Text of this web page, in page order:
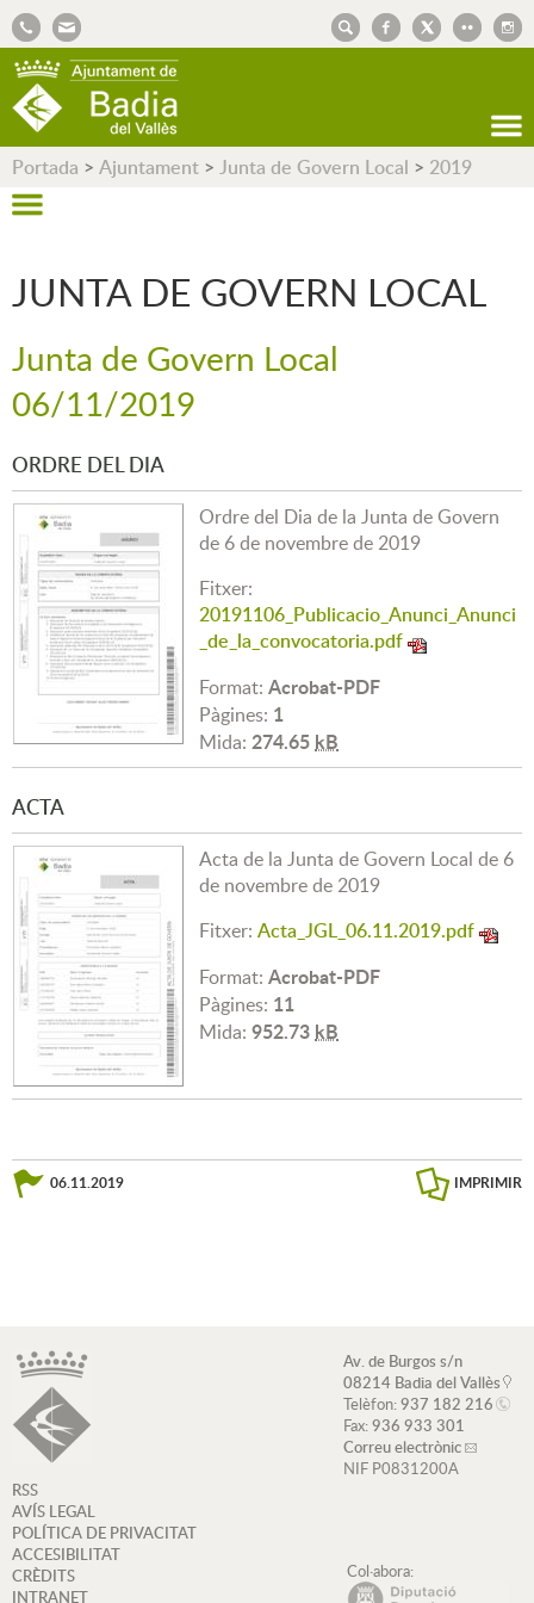
Portada > Ajuntament > Junta de Govern Local > 2019
JUNTA DE GOVERN LOCAL
Junta de Govern Local
06/11/2019
ORDRE DEL DIA
Ordre del Dia de la Junta de Govern
de 6 de novembre de 2019
Fitxer:
20191106_Publicacio_Anunci_Anunci
_de_la_convocatoria.pdf
Format: Acrobat-PDF
Pàgines: 1
Mida: 274.65 kB
ACTA
Acta de la Junta de Govern Local de 6
de novembre de 2019
Fitxer: Acta_JGL_06.11.2019.pdf
Format: Acrobat-PDF
Pàgines: 11
Mida: 952.73 kB
06.11.2019 IMPRIMIR
Av. de Burgos s/n
08214 Badia del Vallès
Telèfon:937 182 216
Fax:936 933 301
Correu electrònic
NIF P0831200A
RSS
AVÍS LEGAL
POLÍTICA DE PRIVACITAT
ACCESIBILITAT
CRÈDITS
INTRANET
Col·abora: